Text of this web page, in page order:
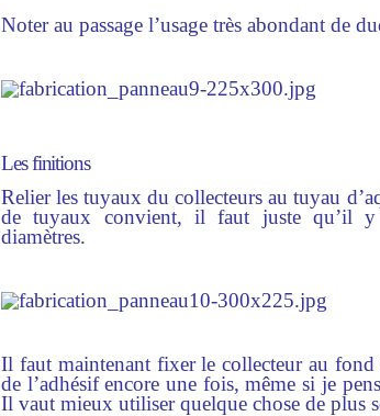
Noter au passage l’usage très abondant de
Les finitions
Relier les tuyaux du collecteurs au tuyau
de tuyaux convient, il faut juste qu’il y
diamètres.
Il faut maintenant fixer le collecteur au fond
de l’adhésif encore une fois, même si je
Il vaut mieux utiliser quelque chose de plus